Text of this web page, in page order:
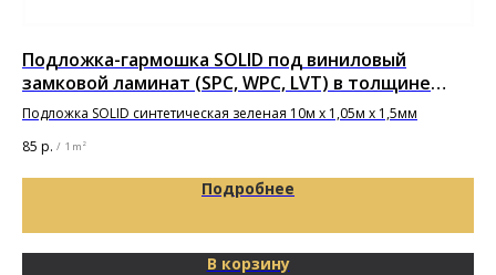
Подложка-гармошка SOLID под виниловый
замковой ламинат (SPC, WPC, LVT) в толщине
1,5мм
Подложка SOLID синтетическая зеленая 10м х 1,05м х 1,5мм
85 р. / 1 m²
Подробнее
В корзину